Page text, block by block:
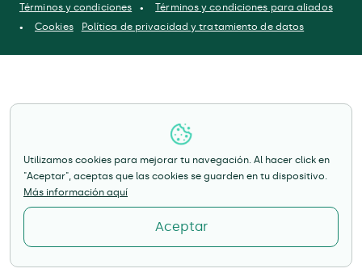
Utilizamos cookies para mejorar tu navegación. Al hacer click en
"Aceptar", aceptas que las cookies se guarden en tu dispositivo.
Más información aquí
Aceptar
Términos y condiciones
Términos y condiciones para aliados
Cookies
Política de privacidad y tratamiento de datos